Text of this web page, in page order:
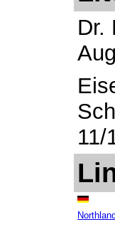
Dr.
11/